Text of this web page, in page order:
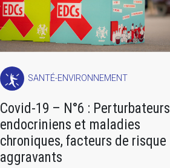
SANTÉ-ENVIRONNEMENT
Covid-19 – N°6 : Perturbateurs
endocriniens et maladies
chroniques, facteurs de risque
aggravants